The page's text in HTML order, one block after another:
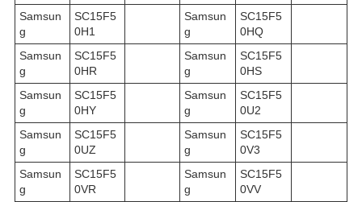
Samsun
g
SC15F5
0H1
Samsun
g
SC15F5
0HQ
Samsun
g
SC15F5
0HR
Samsun
g
SC15F5
0HS
Samsun
g
SC15F5
0HY
Samsun
g
SC15F5
0U2
Samsun
g
SC15F5
0UZ
Samsun
g
SC15F5
0V3
Samsun
g
SC15F5
0VR
Samsun
g
SC15F5
0VV